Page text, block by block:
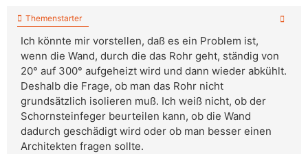
Themenstarter
Ich könnte mir vorstellen, daß es ein Problem ist,
wenn die Wand, durch die das Rohr geht, ständig von
20° auf 300° aufgeheizt wird und dann wieder abkühlt.
Deshalb die Frage, ob man das Rohr nicht
grundsätzlich isolieren muß. Ich weiß nicht, ob der
Schornsteinfeger beurteilen kann, ob die Wand
dadurch geschädigt wird oder ob man besser einen
Architekten fragen sollte.